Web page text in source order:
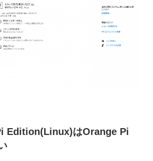
Edition(Linux)はOrange Pi